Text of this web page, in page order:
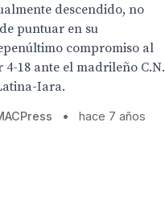
descendido, no
puntuar en su
compromiso al
4-18 ante el madrileño C.N.
Iara.
• hace 7 años